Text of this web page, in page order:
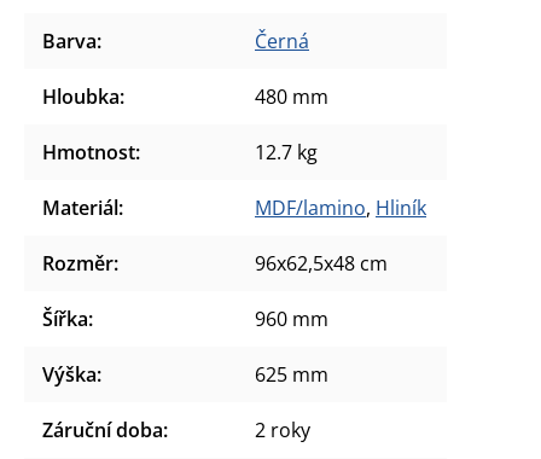
Barva: Černá
Hloubka: 480 mm
Hmotnost: 12.7 kg
Materiál: MDF/lamino, Hliník
Rozměr: 96x62,5x48 cm
Šířka: 960 mm
Výška: 625 mm
Záruční doba: 2 roky